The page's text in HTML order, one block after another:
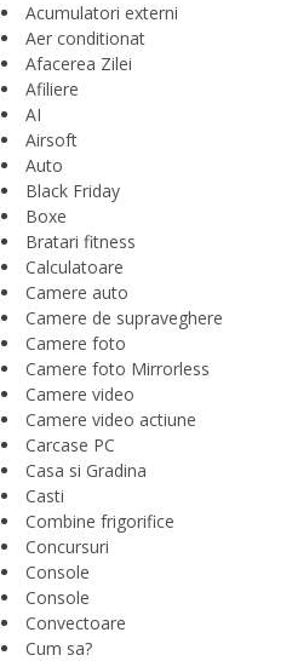
Acumulatori externi
Aer conditionat
Afacerea Zilei
Afiliere
AI
Airsoft
Auto
Black Friday
Boxe
Bratari fitness
Calculatoare
Camere auto
Camere de supraveghere
Camere foto
Camere foto Mirrorless
Camere video
Camere video actiune
Carcase PC
Casa si Gradina
Casti
Combine frigorifice
Concursuri
Console
Console
Convectoare
Cum sa?